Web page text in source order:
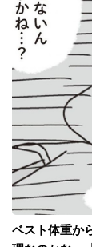
ベスト体重か